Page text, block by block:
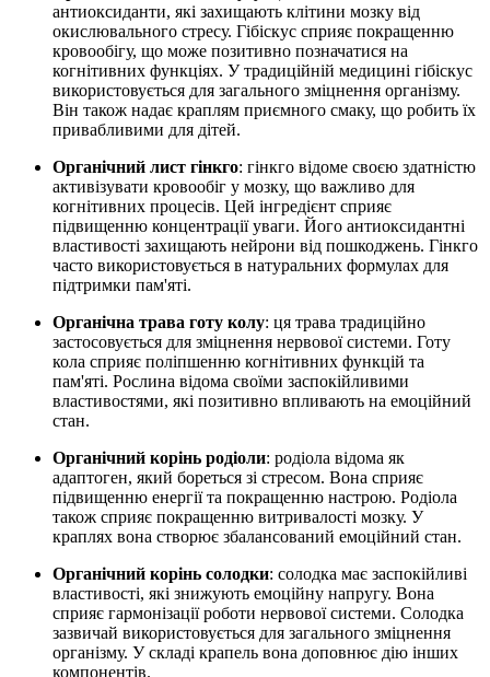
антиоксиданти, які захищають клітини мозку від
окислювального стресу. Гібіскус сприяє покращенню
кровообігу, що може позитивно позначатися на
когнітивних функціях. У традиційній медицині гібіскус
використовується для загального зміцнення організму.
Він також надає краплям приємного смаку, що робить їх
привабливими для дітей.
Органічний лист гінкго: гінкго відоме своєю здатністю
активізувати кровообіг у мозку, що важливо для
когнітивних процесів. Цей інгредієнт сприяє
підвищенню концентрації уваги. Його антиоксидантні
властивості захищають нейрони від пошкоджень. Гінкго
часто використовується в натуральних формулах для
підтримки пам'яті.
Органічна трава готу колу: ця трава традиційно
застосовується для зміцнення нервової системи. Готу
кола сприяє поліпшенню когнітивних функцій та
пам'яті. Рослина відома своїми заспокійливими
властивостями, які позитивно впливають на емоційний
стан.
Органічний корінь родіоли: родіола відома як
адаптоген, який бореться зі стресом. Вона сприяє
підвищенню енергії та покращенню настрою. Родіола
також сприяє покращенню витривалості мозку. У
краплях вона створює збалансований емоційний стан.
Органічний корінь солодки: солодка має заспокійливі
властивості, які знижують емоційну напругу. Вона
сприяє гармонізації роботи нервової системи. Солодка
зазвичай використовується для загального зміцнення
організму. У складі крапель вона доповнює дію інших
компонентів.